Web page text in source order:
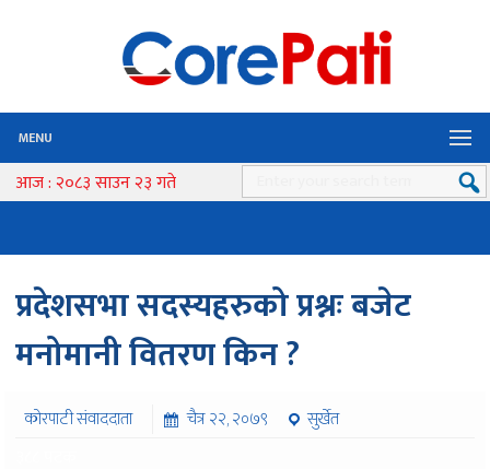
MENU
आज : २०८३ साउन २३ गते
प्रदेशसभा सदस्यहरुको प्रश्नः बजेट
मनोमानी वितरण किन ?
कोरपाटी संवाददाता चैत्र २२, २०७९
सुर्खेत